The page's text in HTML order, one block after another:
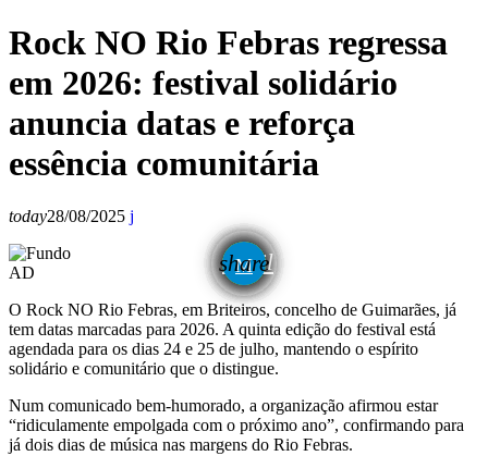
Rock NO Rio Febras regressa
em 2026: festival solidário
anuncia datas e reforça
essência comunitária
today28/08/2025
share
email
AD
O Rock NO Rio Febras, em Briteiros, concelho de Guimarães, já
tem datas marcadas para 2026. A quinta edição do festival está
agendada para os dias 24 e 25 de julho, mantendo o espírito
solidário e comunitário que o distingue.
Num comunicado bem-humorado, a organização afirmou estar
“ridiculamente empolgada com o próximo ano”, confirmando para
já dois dias de música nas margens do Rio Febras.